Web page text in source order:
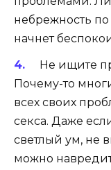
небрежность
начнет
Не ищите
Почему-то
всех своих
секса. Даже
светлый ум, не
можно